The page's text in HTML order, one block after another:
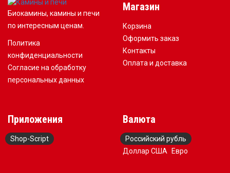
Биокамины, камины и печи
по интересным ценам.
Политика
конфиденциальности
Согласие на обработку
персональных данных
Магазин
Корзина
Оформить заказ
Контакты
Оплата и доставка
Приложения
Shop-Script
Валюта
Российский рубль
Доллар США
Евро